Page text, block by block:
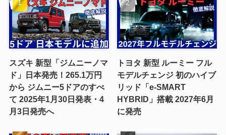
スズキ 新型「ジムニーノマ
ド」日本発売！265.1万円
から ジムニー5ドアのすべ
て 2025年1月30日発表・4
月3日発売へ
トヨタ 新型 ルーミー フル
モデルチェンジ 初のハイブ
リッド「e-SMART
HYBRID」搭載 2027年6月
に発売